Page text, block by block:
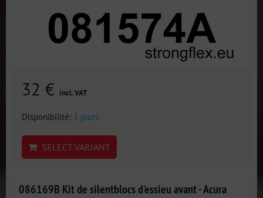
32 € incl. VAT
Disponibilité: 3 jours
SELECT VARIANT
086169B Kit de silentblocs d'essieu avant - Acura